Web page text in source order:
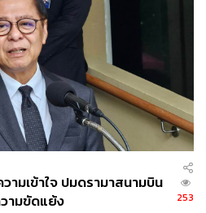
มเข้าใจ ปมดรามาสนามบิน
ามขัดแย้ง
253